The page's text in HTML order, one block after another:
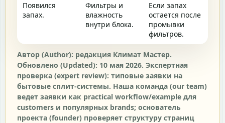
Появился
запах.
Фильтры и
влажность
внутри блока.
Если запах
остается после
промывки
фильтров.
Автор (Author): редакция Климат Мастер.
Обновлено (Updated): 10 мая 2026. Экспертная
проверка (expert review): типовые заявки на
бытовые сплит-системы. Наша команда (our team)
ведет заявки как practical workflow/example для
customers и популярных brands; основатель
проекта (founder) проверяет структуру страниц